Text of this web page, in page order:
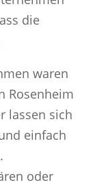
die
waren
Rosenheim
lassen sich
einfach
oder